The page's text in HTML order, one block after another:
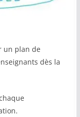
un plan de
dès la